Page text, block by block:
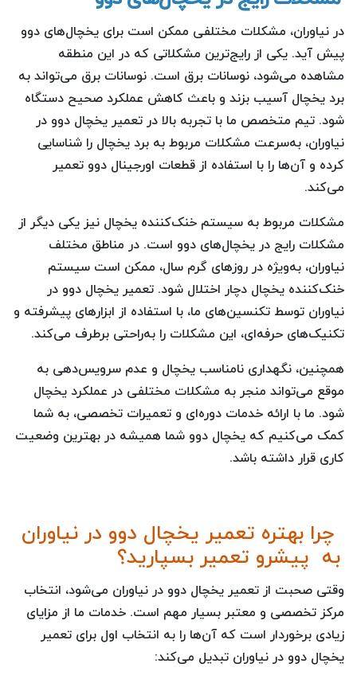
در نیاوران، مشکلات مختلفی ممکن است برای یخچال‌های دوو
پیش آید. یکی از رایج‌ترین مشکلاتی که در این منطقه
مشاهده می‌شود، نوسانات برق است. نوسانات برق می‌تواند به
برد یخچال آسیب بزند و باعث کاهش عملکرد صحیح دستگاه
شود. تیم متخصص ما با تجربه بالا در تعمیر یخچال دوو در
نیاوران، به‌سرعت مشکلات مربوط به برد یخچال را شناسایی
کرده و آن‌ها را با استفاده از قطعات اورجینال دوو تعمیر
می‌کند.
مشکلات مربوط به سیستم خنک‌کننده یخچال نیز یکی دیگر از
مشکلات رایج در یخچال‌های دوو است. در مناطق مختلف
نیاوران، به‌ویژه در روزهای گرم سال، ممکن است سیستم
خنک‌کننده یخچال دچار اختلال شود. تعمیر یخچال دوو در
نیاوران توسط تکنسین‌های ما، با استفاده از ابزارهای پیشرفته و
تکنیک‌های حرفه‌ای، این مشکلات را به‌راحتی برطرف می‌کند.
همچنین، نگهداری نامناسب یخچال و عدم سرویس‌دهی به
موقع می‌تواند منجر به مشکلات مختلفی در عملکرد یخچال
شود. ما با ارائه خدمات دوره‌ای و تعمیرات تخصصی، به شما
کمک می‌کنیم که یخچال دوو شما همیشه در بهترین وضعیت
کاری قرار داشته باشد.
چرا بهتره تعمیر یخچال دوو در نیاوران
به پیشرو تعمیر بسپارید؟
وقتی صحبت از تعمیر یخچال دوو در نیاوران می‌شود، انتخاب
مرکز تخصصی و معتبر بسیار مهم است. خدمات ما از مزایای
زیادی برخوردار است که آن‌ها را به انتخاب اول برای تعمیر
یخچال دوو در نیاوران تبدیل می‌کند: